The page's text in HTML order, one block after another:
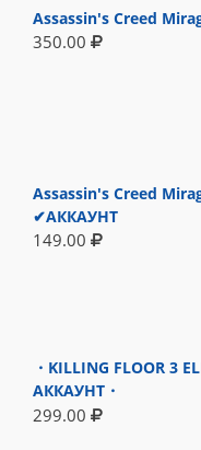
Assassin's Creed
350.00
Assassin's Creed
✔АККАУНТ
149.00
・KILLING FLOOR 3
АККАУНТ・
299.00